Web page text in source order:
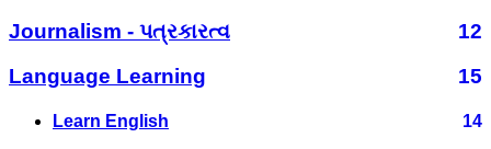
Journalism - પત્રકારત્વ
12
Language Learning
15
Learn English 14